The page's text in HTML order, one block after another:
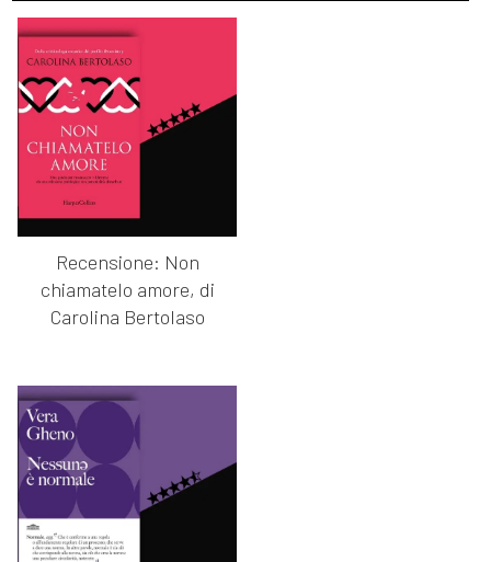
Recensione: Non
chiamatelo amore, di
Carolina Bertolaso